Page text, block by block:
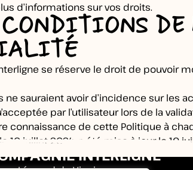
d’informations sur vos droits.
se réserve le droit de pouvoir
sauraient avoir d’incidence sur les
par l’utilisateur lors de la
connaissance de cette Politique à
10 juillet 2024, a été mise à jour le 10
INTERLIGNE